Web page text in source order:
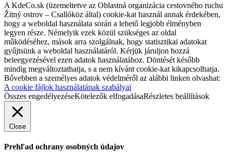
A KdeCo.sk (üzemeltetve az Oblastná organizácia cestovného ruchu
Žitný ostrov – Csallóköz által) cookie-kat használ annak érdekében,
hogy a weboldal használata során a lehető legjobb élményben
legyen része. Némelyik ezek közül szükséges az oldal
működéséhez, mások arra szolgálnak, hogy statisztikai adatokat
gyűjtsünk a weboldal használatáról. Kérjük járuljon hozzá
beleegyezésével ezen adatok használatához. Döntését később
mindig megváltoztathatja, s a nem kívánt cookie-kat kikapcsolhatja.
Bővebben a személyes adatok védelméről az alábbi linken olvashat:
A cookie fájlok használatának szabályai
Összes engedélyezéseKötelezők elfogadásaRészletes beállítások
Close
Prehľad ochrany osobných údajov